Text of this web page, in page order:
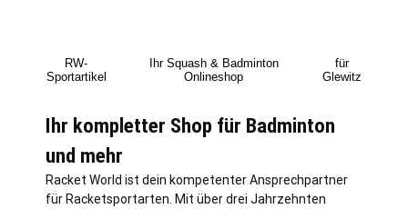
RW-
Sportartikel
Ihr Squash & Badminton
Onlineshop
für
Glewitz
Ihr kompletter Shop für Badminton
und mehr
Racket World ist dein kompetenter Ansprechpartner
für Racketsportarten. Mit über drei Jahrzehnten